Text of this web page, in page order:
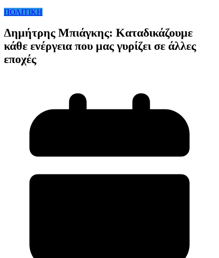
ΠΟΛΙΤΙΚΗ
Δημήτρης Μπιάγκης: Καταδικάζουμε
κάθε ενέργεια που μας γυρίζει σε άλλες
εποχές